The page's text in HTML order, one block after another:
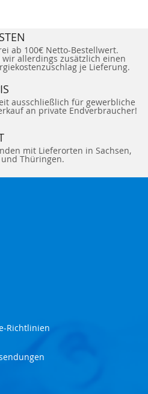
ab 100€ Netto-Bestellwert.
allerdings zusätzlich einen
je Lieferung.
ausschließlich für gewerbliche
an private Endverbraucher!
mit Lieferorten in Sachsen,
Thüringen.
Richtlinien